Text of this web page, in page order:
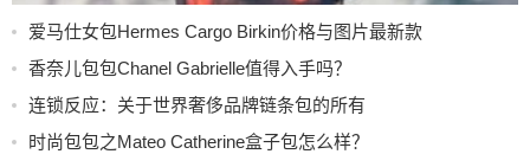
爱马仕女包Hermes Cargo Birkin价格与图片最新款
香奈儿包包Chanel Gabrielle值得入手吗？
连锁反应：关于世界奢侈品牌链条包的所有
时尚包包之Mateo Catherine盒子包怎么样？